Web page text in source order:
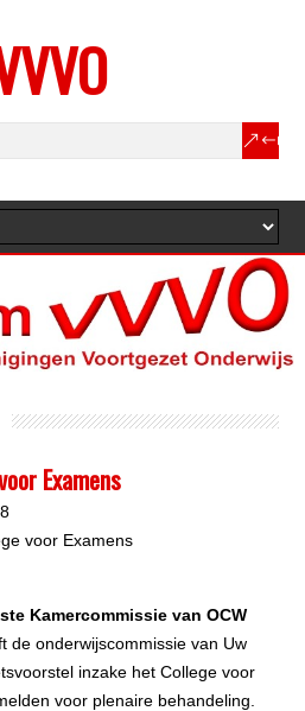
Examens
voor Examens
Kamercommissie van OCW
de onderwijscommissie van Uw
inzake het College voor
voor plenaire behandeling.